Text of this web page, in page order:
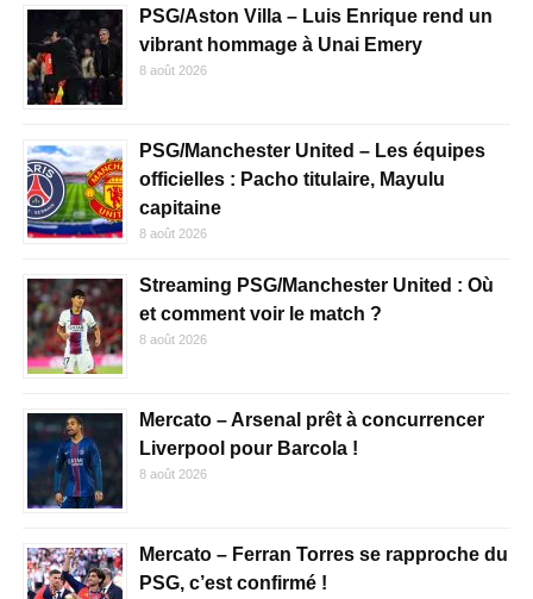
PSG/Aston Villa – Luis Enrique rend un
vibrant hommage à Unai Emery
8 août 2026
PSG/Manchester United – Les équipes
officielles : Pacho titulaire, Mayulu
capitaine
8 août 2026
Streaming PSG/Manchester United : Où
et comment voir le match ?
8 août 2026
Mercato – Arsenal prêt à concurrencer
Liverpool pour Barcola !
8 août 2026
Mercato – Ferran Torres se rapproche du
PSG, c’est confirmé !